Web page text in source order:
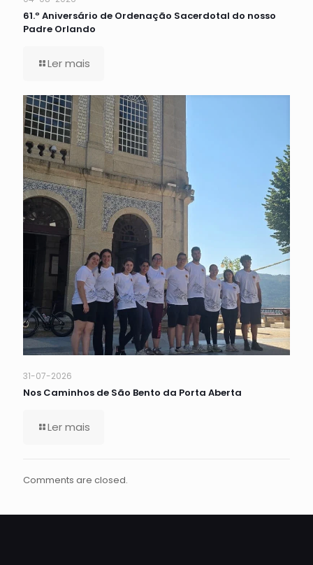
61.º Aniversário de Ordenação Sacerdotal do nosso
Padre Orlando
Ler mais
31-07-2026
Nos Caminhos de São Bento da Porta Aberta
Ler mais
Comments are closed.